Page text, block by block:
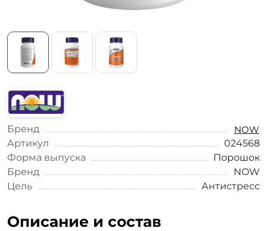
Бренд
NOW
Артикул
024568
Форма выпуска
Порошок
Бренд
NOW
Цель
Антистресс
Описание и состав